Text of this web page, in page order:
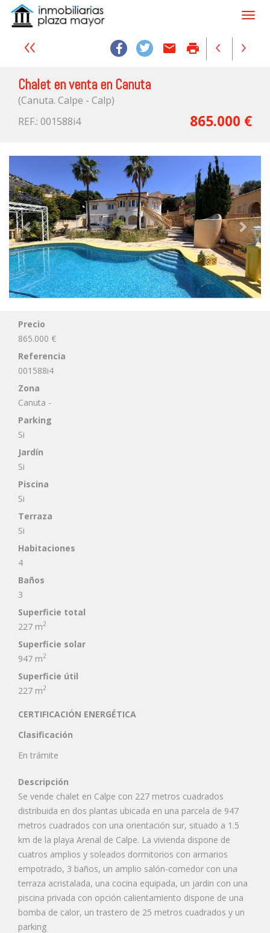
email print
Chalet en venta en Canuta
(Canuta. Calpe - Calp)
REF.: 001588i4
865.000 €
Precio
865.000 €
Referencia
001588i4
Zona
Canuta -
Parking
Si
Jardín
Si
Piscina
Si
Terraza
Si
Habitaciones
4
Baños
3
Superficie total
227 m2
Superficie solar
947 m2
Superficie útil
227 m2
CERTIFICACIÓN ENERGÉTICA
Clasificación
En trámite
Descripción
Se vende chalet en Calpe con 227 metros cuadrados
distribuida en dos plantas ubicada en una parcela de 947
metros cuadrados con una orientación sur, situado a 1.5
km de la playa Arenal de Calpe. La vivienda dispone de
cuatros amplios y soleados dormitorios con armarios
empotrado, 3 baños, un amplio salón-comedor con una
terraza acristalada, una cocina equipada, un jardin con una
piscina privada con opción calientamiento dispone de una
bomba de calor, un trastero de 25 metros cuadrados y un
parking